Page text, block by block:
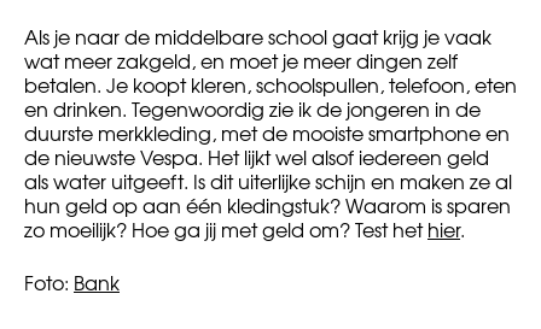
Als je naar de middelbare school gaat krijg je vaak
wat meer zakgeld, en moet je meer dingen zelf
betalen. Je koopt kleren, schoolspullen, telefoon, eten
en drinken. Tegenwoordig zie ik de jongeren in de
duurste merkkleding, met de mooiste smartphone en
de nieuwste Vespa. Het lijkt wel alsof iedereen geld
als water uitgeeft. Is dit uiterlijke schijn en maken ze al
hun geld op aan één kledingstuk? Waarom is sparen
zo moeilijk? Hoe ga jij met geld om? Test hethier.
Foto: Bank